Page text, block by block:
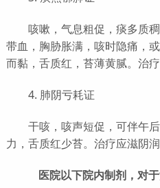
咳嗽，气息粗促，痰多质稠
带血，胸胁胀满，咳时隐痛，
而黏，舌质红，苔薄黄腻。治
4. 肺阴亏耗证
干咳，咳声短促，可伴午后
力，舌质红少苔。治疗应滋阴润
医院以下院内制剂，对